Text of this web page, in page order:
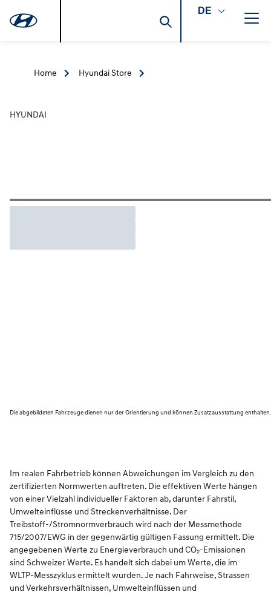
DE
Home Hyundai Store
HYUNDAI
Die abgebildeten Fahrzeuge dienen nur der Orientierung und können Zusatzausstattung enthalten.
Im realen Fahrbetrieb können Abweichungen im Vergleich zu den
zertifizierten Normwerten auftreten. Die effektiven Werte hängen
von einer Vielzahl individueller Faktoren ab, darunter Fahrstil,
Umwelteinflüsse und Streckenverhältnisse. Der
Treibstoff-/Stromnormverbrauch wird nach der Messmethode
715/2007/EWG in der gegenwärtig gültigen Fassung ermittelt. Die
angegebenen Werte zu Energieverbrauch und CO₂-Emissionen
sind Schweizer Werte. Es handelt sich dabei um Werte, die im
WLTP-Messzyklus ermittelt wurden. Je nach Fahrweise, Strassen
und Verkehrsverhältnissen, Umwelteinflüssen und